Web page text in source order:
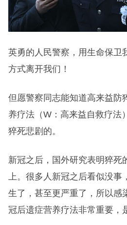
英勇的人民警察，用生命保卫
方式离开我们！
但愿警察同志能知道高来益防
养疗法（W：高来益自救疗法
猝死悲剧的。
新冠之后，国外研究表明猝死
上。很多人新冠之后看似没
生了，甚至更严重了，所以感
冠后遗症营养疗法非常重要，